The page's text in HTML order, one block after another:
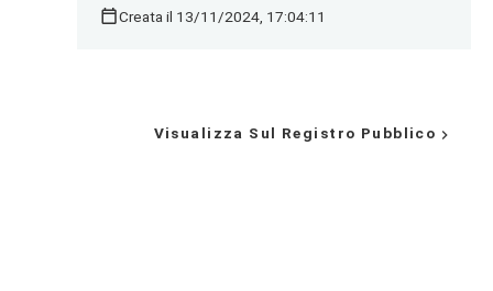
Creata il 13/11/2024, 17:04:11
Visualizza Sul Registro Pubblico